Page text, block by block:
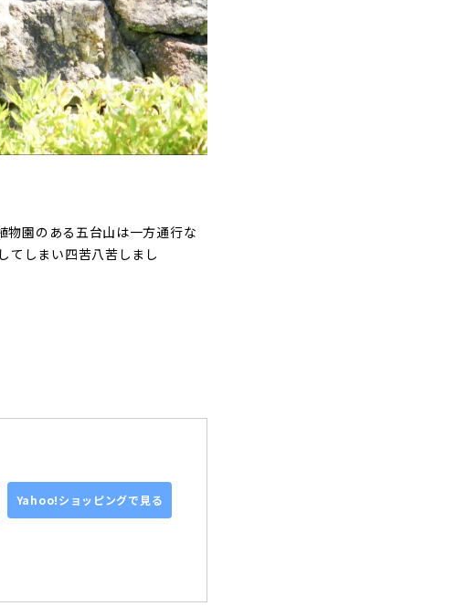
物園のある五台山は一方通行な
てしまい四苦八苦しまし
Yahoo!ショッピングで見る